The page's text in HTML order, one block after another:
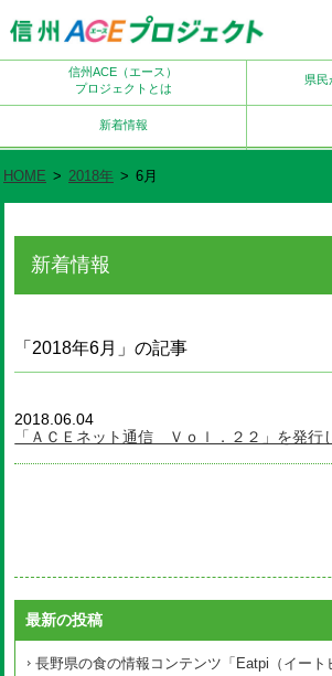
信州ACE（エース）
プロジェクトとは
県民
新着情報
HOME > 2018年 > 6月
新着情報
「2018年6月」の記事
2018.06.04
「ＡＣＥネット通信 Ｖｏｌ．２２」を発行
最新の投稿
長野県の食の情報コンテンツ「Eatpi（イート